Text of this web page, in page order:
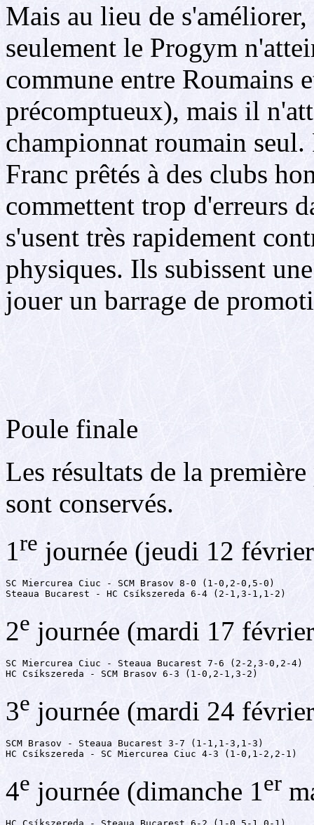
Mais au lieu de
seulement le Progym
commune entre Roumains
précomptueux), mais il
championnat roumain
Franc prêtés à des clubs
commettent trop d'erreurs
s'usent très rapidement
physiques. Ils subissent
jouer un barrage de
Poule finale
Les résultats de la
sont conservés.
1re journée (jeudi 12
SC Miercurea Ciuc - SCM Brasov 8-0 (1-0,2-0,5-0)
Steaua Bucarest - HC Csíkszereda 6-4 (2-1,3-1,1-2)
2e journée (mardi 17
SC Miercurea Ciuc - Steaua Bucarest 7-6 (2-2,3-0,2-4)
HC Csíkszereda - SCM Brasov 6-3 (1-0,2-1,3-2)
3e journée (mardi 24
SCM Brasov - Steaua Bucarest 3-7 (1-1,1-3,1-3)
HC Csíkszereda - SC Miercurea Ciuc 4-3 (1-0,1-2,2-1)
4e journée (dimanche 1er